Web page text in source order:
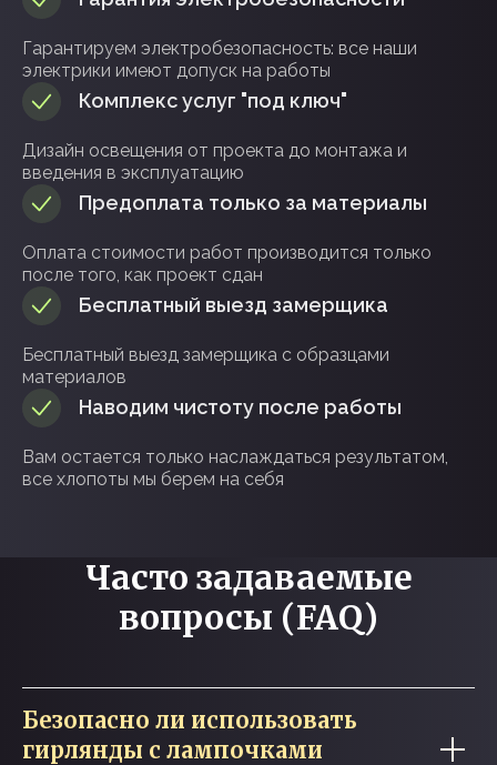
Гарантируем электробезопасность: все наши
электрики имеют допуск на работы
Комплекс услуг "под ключ"
Дизайн освещения от проекта до монтажа и
введения в эксплуатацию
Предоплата только за материалы
Оплата стоимости работ производится только
после того, как проект сдан
Бесплатный выезд замерщика
Бесплатный выезд замерщика с образцами
материалов
Наводим чистоту после работы
Вам остается только наслаждаться результатом,
все хлопоты мы берем на себя
Часто задаваемые
вопросы (FAQ)
Безопасно ли использовать
гирлянды с лампочками